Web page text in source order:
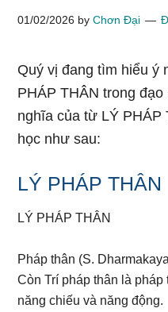
01/02/2026 byChơn Đại
Quý vị đang tìm hiểu ý
PHÁP THÂN trong
nghĩa của từ LÝ PHÁP
học như sau:
LÝ PHÁP THÂN
LÝ PHÁP THÂN
Pháp thân (S.
Còn Trí pháp thân là
năng chiếu và năng động.